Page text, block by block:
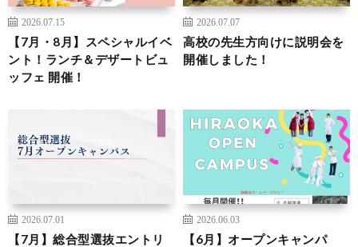
2026.07.15
【7月・8月】スペシャルイベ
ント！ランチ＆デザートビュ
ッフェ 開催！
2026.07.07
高校の先生方向けに説明会を
開催しました！
2026.07.01
【7月】総合型選抜エントリ
2026.06.03
【6月】オープンキャンパ